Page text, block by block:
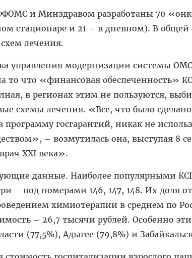
и Минздравом разработаны 70
стационаре и 21 – в дневном). В общей
лечения.
управления модернизации системы
то что «финансовая обеспеченность»
в регионах этим не пользуются,
схемы лечения. «Все, что было
программу госгарантий, никак не
– возмутилась она, выступая 8
XXI века».
данные. Наиболее популярными
– под номерами 146, 147, 148. Их доля
химиотерапии в среднем по
– 26,7 тысячи рублей. Особенно
(77,5%), Адыгее (79,8%) и